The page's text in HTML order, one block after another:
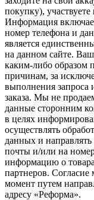
покупку),
Информация
номер телефона и
является
на данном сайте.
каким-либо образом
причинам, за
выполнения запроса
заказа. Мы не
данные сторонним
в целях
осуществлять
данных и
почты и/или на
информацию о
партнеров.
момент путем
адресу «Реформа».